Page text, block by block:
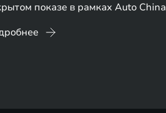
показе в рамках Auto China